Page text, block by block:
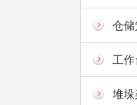
仓
工作
堆